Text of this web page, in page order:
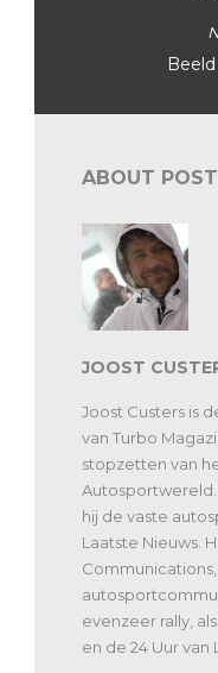
ABOUT
JOOST
Joost Custers is
van Turbo
stopzetten van
hij de vaste
Laatste Nieuws.
evenzeer rally,
en de 24 Uur van